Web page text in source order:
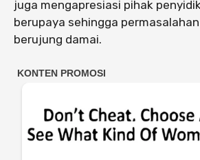
juga mengapresiasi pihak
berupaya sehingga
berujung damai.